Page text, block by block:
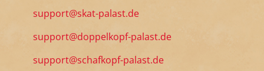
support@skat-palast.de
support@doppelkopf-palast.de
support@schafkopf-palast.de